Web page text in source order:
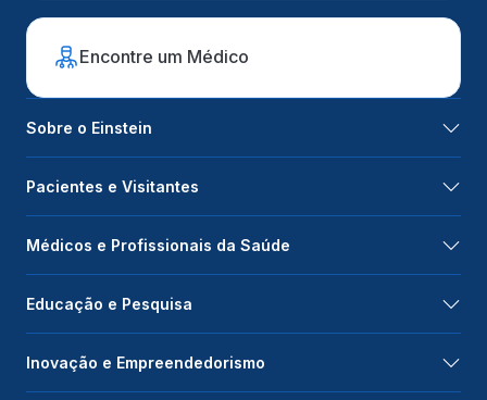
Encontre um Médico
Sobre o Einstein
Pacientes e Visitantes
Médicos e Profissionais da Saúde
Educação e Pesquisa
Inovação e Empreendedorismo